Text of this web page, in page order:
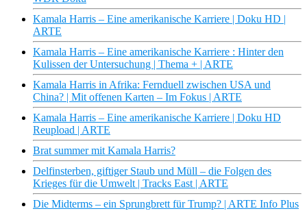
Kamala Harris – Eine amerikanische Karriere | Doku HD |
ARTE
Kamala Harris – Eine amerikanische Karriere : Hinter den
Kulissen der Untersuchung | Thema + | ARTE
Kamala Harris in Afrika: Fernduell zwischen USA und
China? | Mit offenen Karten – Im Fokus | ARTE
Kamala Harris – Eine amerikanische Karriere | Doku HD
Reupload | ARTE
Brat summer mit Kamala Harris?
Delfinsterben, giftiger Staub und Müll – die Folgen des
Krieges für die Umwelt | Tracks East | ARTE
Die Midterms – ein Sprungbrett für Trump? | ARTE Info Plus